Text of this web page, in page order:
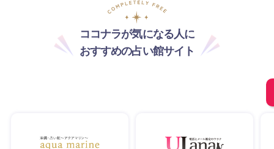
ココナラが気になる人に
おすすめの占い館サイト